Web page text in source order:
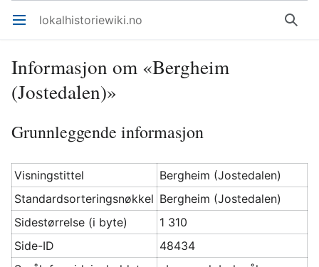
Åpne hovedmenyen lokalhistoriewiki.no Søk
Informasjon om «Bergheim
(Jostedalen)»
Grunnleggende informasjon
Visningstittel
Bergheim (Jostedalen)
Standardsorteringsnøkkel Bergheim (Jostedalen)
Sidestørrelse (i byte)
1 310
Side-ID
48434